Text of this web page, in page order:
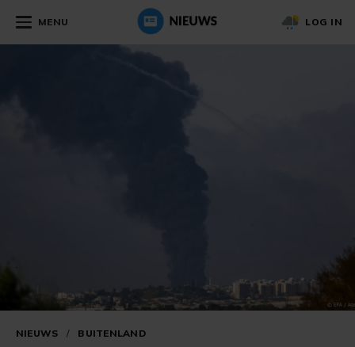
MENU LOG IN
NIEUWS / BUITENLAND